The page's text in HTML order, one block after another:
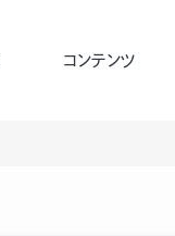
コンテンツ